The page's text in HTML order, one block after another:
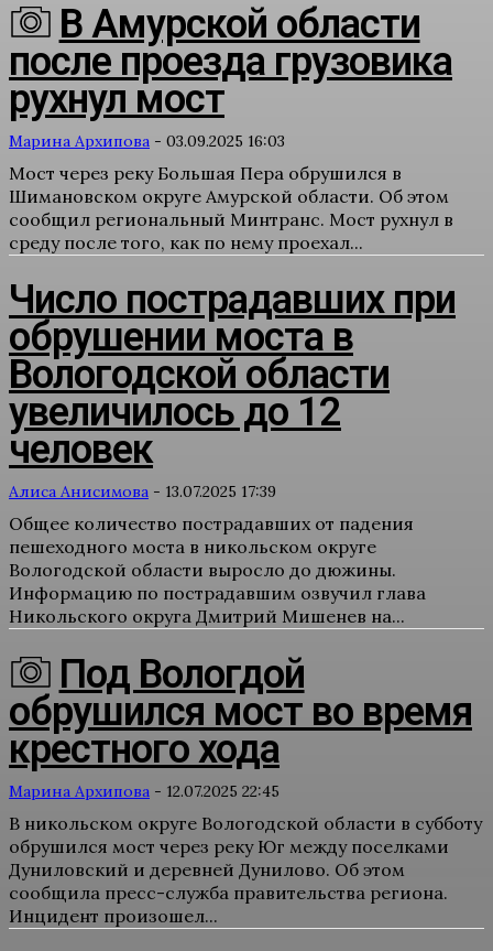
В Амурской области
после проезда грузовика
рухнул мост
Марина Архипова - 03.09.2025 16:03
Мост через реку Большая Пера обрушился в
Шимановском округе Амурской области. Об этом
сообщил региональный Минтранс. Мост рухнул в
среду после того, как по нему проехал...
Число пострадавших при
обрушении моста в
Вологодской области
увеличилось до 12
человек
Алиса Анисимова - 13.07.2025 17:39
Общее количество пострадавших от падения
пешеходного моста в никольском округе
Вологодской области выросло до дюжины.
Информацию по пострадавшим озвучил глава
Никольского округа Дмитрий Мишенев на...
Под Вологдой
обрушился мост во время
крестного хода
Марина Архипова - 12.07.2025 22:45
В никольском округе Вологодской области в субботу
обрушился мост через реку Юг между поселками
Дуниловский и деревней Дунилово. Об этом
сообщила пресс-служба правительства региона.
Инцидент произошел...